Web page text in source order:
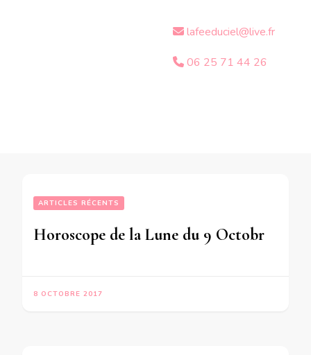
lafeeduciel@live.fr
06 25 71 44 26
ARTICLES RÉCENTS
8 OCTOBRE 2017